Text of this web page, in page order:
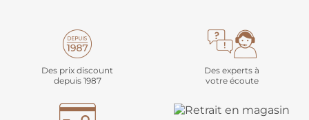
Des prix discount
depuis 1987
Des experts à
votre écoute